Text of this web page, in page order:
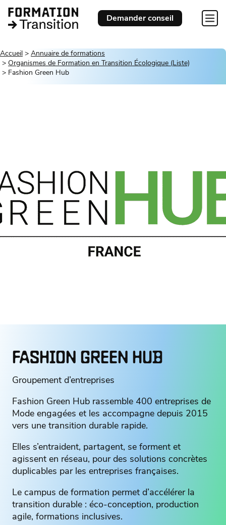
Demander conseil
Accueil
Annuaire de formations
Organismes de Formation en Transition Écologique (Liste)
Fashion Green Hub
FASHION GREEN HUB
Groupement d’entreprises
Fashion Green Hub rassemble 400 entreprises de
Mode engagées et les accompagne depuis 2015
vers une transition durable rapide.
Elles s’entraident, partagent, se forment et
agissent en réseau, pour des solutions concrètes
duplicables par les entreprises françaises.
Le campus de formation permet d’accélérer la
transition durable : éco-conception, production
agile, formations inclusives.